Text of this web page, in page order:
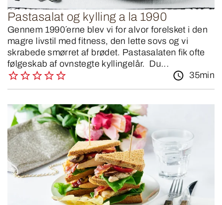
Pastasalat og kylling a la 1990
Gennem 1990´erne blev vi for alvor forelsket i den
magre livstil med fitness, den lette sovs og vi
skrabede smørret af brødet. Pastasalaten fik ofte
følgeskab af ovnstegte kyllingelår. Du...
35min